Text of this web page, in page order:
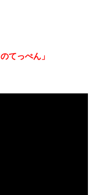
てっぺん」